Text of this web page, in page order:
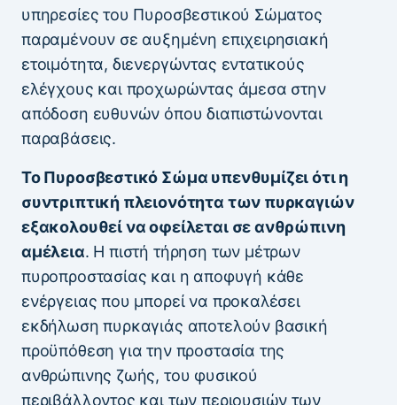
υπηρεσίες του Πυροσβεστικού Σώματος
παραμένουν σε αυξημένη επιχειρησιακή
ετοιμότητα, διενεργώντας εντατικούς
ελέγχους και προχωρώντας άμεσα στην
απόδοση ευθυνών όπου διαπιστώνονται
παραβάσεις.
Το Πυροσβεστικό Σώμα υπενθυμίζει ότι η
συντριπτική πλειονότητα των πυρκαγιών
εξακολουθεί να οφείλεται σε ανθρώπινη
αμέλεια. Η πιστή τήρηση των μέτρων
πυροπροστασίας και η αποφυγή κάθε
ενέργειας που μπορεί να προκαλέσει
εκδήλωση πυρκαγιάς αποτελούν βασική
προϋπόθεση για την προστασία της
ανθρώπινης ζωής, του φυσικού
περιβάλλοντος και των περιουσιών των